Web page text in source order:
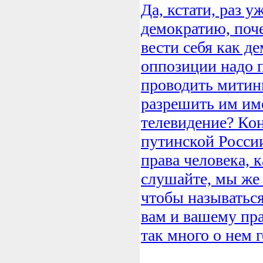
Да, кстати, раз
демократию,
вести себя как
оппозиции надо
проводить
разрешить им
телевидение?
путинской
права человека,
слушайте, мы же
чтобы
вам и вашему
так много о нем